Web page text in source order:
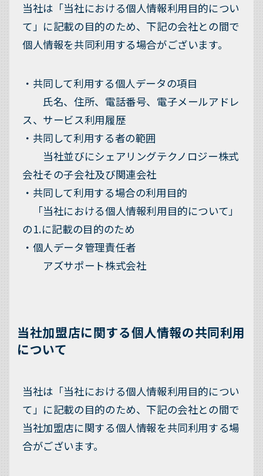
当社は「当社における個人情報利用目的につい
て」に記載の目的のため、下記の会社との間で
個人情報を共同利用する場合がございます。
・共同して利用する個人データの項目
氏名、住所、電話番号、電子メールアドレ
ス、サービス利用履歴
・共同して利用する者の範囲
当社並びにシェアリングテクノロジー株式
会社その子会社及び関連会社
・共同して利用する場合の利用目的
「当社における個人情報利用目的について」
の1.に記載の目的のため
・個人データ管理責任者
アズサポート株式会社
当社加盟店に関する個人情報の共同利用
について
当社は「当社における個人情報利用目的につい
て」に記載の目的のため、下記の会社との間で
当社加盟店に関する個人情報を共同利用する場
合がございます。